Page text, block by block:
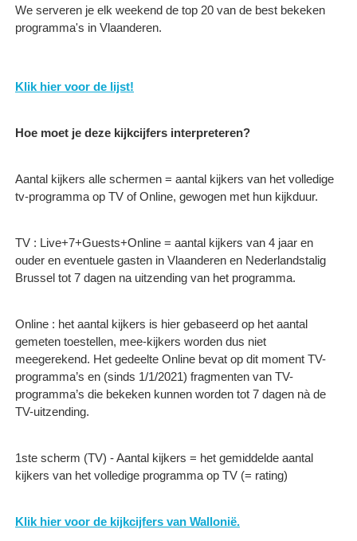
We serveren je elk weekend de top 20 van de best bekeken
programma's in Vlaanderen.
Klik hier voor de lijst!
Hoe moet je deze kijkcijfers interpreteren?
Aantal kijkers alle schermen = aantal kijkers van het volledige
tv-programma op TV of Online, gewogen met hun kijkduur.
TV : Live+7+Guests+Online = aantal kijkers van 4 jaar en
ouder en eventuele gasten in Vlaanderen en Nederlandstalig
Brussel tot 7 dagen na uitzending van het programma.
Online : het aantal kijkers is hier gebaseerd op het aantal
gemeten toestellen, mee-kijkers worden dus niet
meegerekend. Het gedeelte Online bevat op dit moment TV-
programma’s en (sinds 1/1/2021) fragmenten van TV-
programma’s die bekeken kunnen worden tot 7 dagen nà de
TV-uitzending.
1ste scherm (TV) - Aantal kijkers = het gemiddelde aantal
kijkers van het volledige programma op TV (= rating)
Klik hier voor de kijkcijfers van Wallonië.